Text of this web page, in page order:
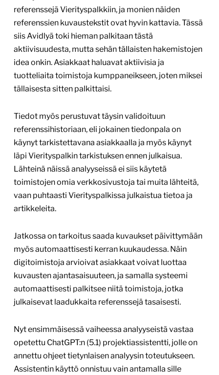
referenssejä Vierityspalkkiin, ja monien näiden
referenssien kuvaustekstit ovat hyvin kattavia. Tässä
siis Avidlyä toki hieman palkitaan tästä
aktiivisuudesta, mutta sehän tällaisten hakemistojen
idea onkin. Asiakkaat haluavat aktiivisia ja
tuotteliaita toimistoja kumppaneikseen, joten miksei
tällaisesta sitten palkittaisi.
Tiedot myös perustuvat täysin validoituun
referenssihistoriaan, eli jokainen tiedonpala on
käynyt tarkistettavana asiakkaalla ja myös käynyt
läpi Vierityspalkin tarkistuksen ennen julkaisua.
Lähteinä näissä analyyseissä ei siis käytetä
toimistojen omia verkkosivustoja tai muita lähteitä,
vaan puhtaasti Vierityspalkissa julkaistua tietoa ja
artikkeleita.
Jatkossa on tarkoitus saada kuvaukset päivittymään
myös automaattisesti kerran kuukaudessa. Näin
digitoimistoja arvioivat asiakkaat voivat luottaa
kuvausten ajantasaisuuteen, ja samalla systeemi
automaattisesti palkitsee niitä toimistoja, jotka
julkaisevat laadukkaita referenssejä tasaisesti.
Nyt ensimmäisessä vaiheessa analyyseistä vastaa
opetettu ChatGPT:n (5.1) projektiassistentti, jolle on
annettu ohjeet tietynlaisen analyysin toteutukseen.
Assistentin käyttö onnistuu vain antamalla sille